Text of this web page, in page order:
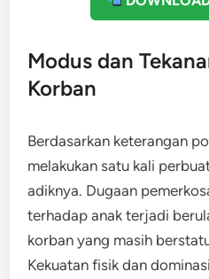
Modus dan
Korban
Berdasarkan keterangan
melakukan satu kali
adiknya. Dugaan
terhadap anak terjadi
korban yang masih
Kekuatan fisik dan